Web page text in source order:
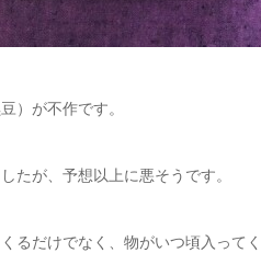
）が不作です。
たが、予想以上に悪そうです。
るだけでなく、物がいつ頃入って